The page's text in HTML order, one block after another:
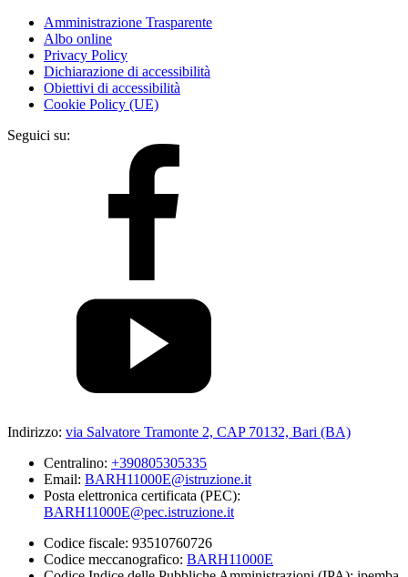
Amministrazione Trasparente
Albo online
Privacy Policy
Dichiarazione di accessibilità
Obiettivi di accessibilità
Cookie Policy (UE)
Seguici su:
Indirizzo: via Salvatore Tramonte 2, CAP 70132, Bari (BA)
Centralino: +390805305335
Email: BARH11000E@istruzione.it
Posta elettronica certificata (PEC):
BARH11000E@pec.istruzione.it
Codice fiscale: 93510760726
Codice meccanografico: BARH11000E